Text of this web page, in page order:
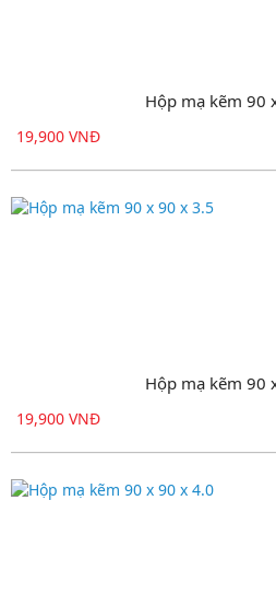
Hộp mạ kẽm 90
19,900 VNĐ
Hộp mạ kẽm 90
19,900 VNĐ
Hộp đen 100 x
18,150 VNĐ
Hộp đen 100 x
18,150 VNĐ